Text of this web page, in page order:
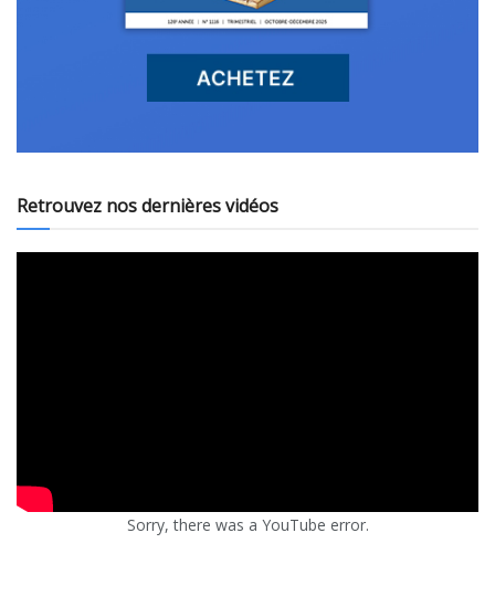
Retrouvez nos dernières vidéos
Sorry, there was a YouTube error.